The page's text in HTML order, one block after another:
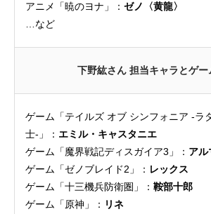
アニメ「暁のヨナ」： ゼノ〈黄龍〉
…など
下野紘さん 担当キャラとゲー
ゲーム「テイルズ オブ シンフォニア -ラ
士-」： エミル・キャスタニエ
ゲーム「魔界戦記ディスガイア3」： アル
ゲーム「ゼノブレイド2」： レックス
ゲーム「十三機兵防衛圏」： 鞍部十郎
ゲーム「原神」： リネ